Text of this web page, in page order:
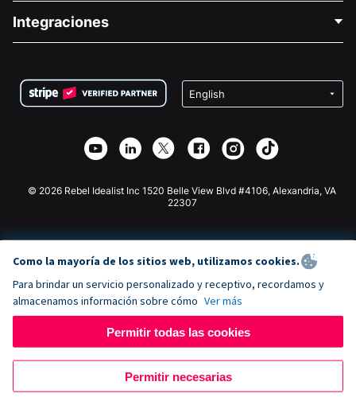
Carreras
Privacidad
Asociación de afiliados
Recaudación de fondos para fines médicos
Recaudación de fondos para escuelas
Integraciones
Plugin de donaciones de Wix
Aplicación de donaciones de Webflow
Donaciones de Joomla
© 2026 Rebel Idealist Inc 1520 Belle View Blvd #4106, Alexandria, VA
22307
Como la mayoría de los sitios web, utilizamos cookies.
Para brindar un servicio personalizado y receptivo, recordamos y
almacenamos información sobre cómo Ver más
Permitir todas las cookies
Permitir necesarias